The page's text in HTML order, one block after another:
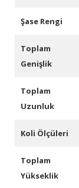
Şase Rengi
Toplam
Genişlik
Toplam
Uzunluk
Koli Ölçüleri
Toplam
Yükseklik